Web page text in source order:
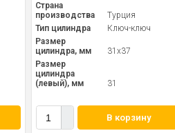
Страна
производства
Турция
Тип цилиндра
Ключ-ключ
Размер
цилиндра, мм
31x37
Размер
цилиндра
(левый), мм
31
В корзину